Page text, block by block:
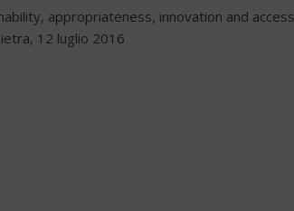
appropriateness, innovation and
12 luglio 2016